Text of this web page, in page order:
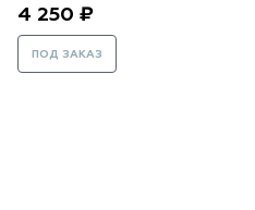
4 250 ₽
ПОД ЗАКАЗ